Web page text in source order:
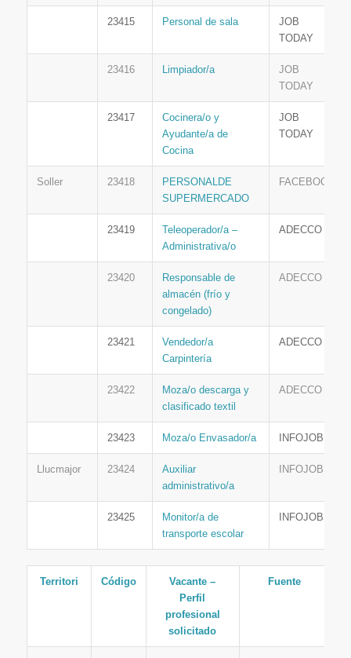
23415 Personal de sala
JOB
TODAY
23416 Limpiador/a
JOB
TODAY
23417
Cocinera/o y
Ayudante/a de
Cocina
JOB
TODAY
Soller 23418
PERSONALDE
SUPERMERCADO
FACEBOOK
23419
Teleoperador/a –
Administrativa/o
ADECCO
23420
Responsable de
almacén (frío y
congelado)
ADECCO
23421
Vendedor/a
Carpintería
ADECCO
23422
Moza/o descarga y
clasificado textil
ADECCO
23423 Moza/o Envasador/a INFOJOBS
Llucmajor 23424
Auxiliar
administrativo/a
INFOJOBS
23425
Monitor/a de
transporte escolar
INFOJOBS
Territori Código
Vacante –
Perfil
profesional
solicitado
Fuente